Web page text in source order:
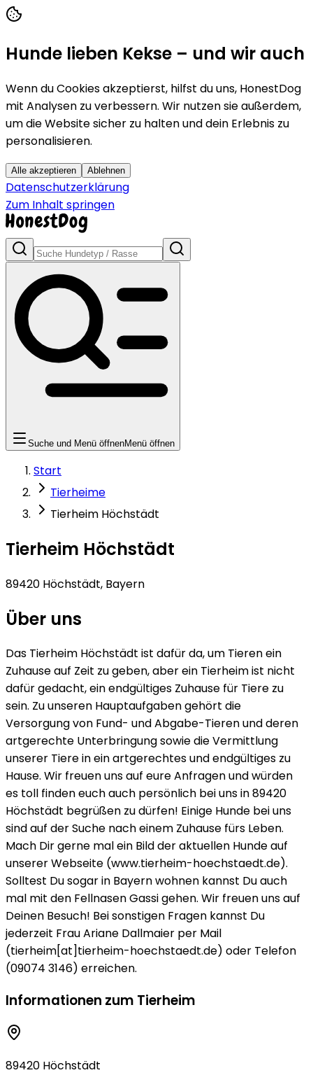
Hunde lieben Kekse – und wir auch
Wenn du Cookies akzeptierst, hilfst du uns, HonestDog
mit Analysen zu verbessern. Wir nutzen sie außerdem,
um die Website sicher zu halten und dein Erlebnis zu
personalisieren.
Alle akzeptieren Ablehnen
Datenschutzerklärung
Zum Inhalt springen
Suche und Menü öffnenMenü öffnen
Start
Tierheime
Tierheim Höchstädt
Tierheim Höchstädt
89420 Höchstädt, Bayern
Über uns
Das Tierheim Höchstädt ist dafür da, um Tieren ein
Zuhause auf Zeit zu geben, aber ein Tierheim ist nicht
dafür gedacht, ein endgültiges Zuhause für Tiere zu
sein. Zu unseren Hauptaufgaben gehört die
Versorgung von Fund- und Abgabe-Tieren und deren
artgerechte Unterbringung sowie die Vermittlung
unserer Tiere in ein artgerechtes und endgültiges zu
Hause. Wir freuen uns auf eure Anfragen und würden
es toll finden euch auch persönlich bei uns in 89420
Höchstädt begrüßen zu dürfen! Einige Hunde bei uns
sind auf der Suche nach einem Zuhause fürs Leben.
Mach Dir gerne mal ein Bild der aktuellen Hunde auf
unserer Webseite (www.tierheim-hoechstaedt.de).
Solltest Du sogar in Bayern wohnen kannst Du auch
mal mit den Fellnasen Gassi gehen. Wir freuen uns auf
Deinen Besuch! Bei sonstigen Fragen kannst Du
jederzeit Frau Ariane Dallmaier per Mail
(tierheim[at]tierheim-hoechstaedt.de) oder Telefon
(09074 3146) erreichen.
Informationen zum Tierheim
89420 Höchstädt